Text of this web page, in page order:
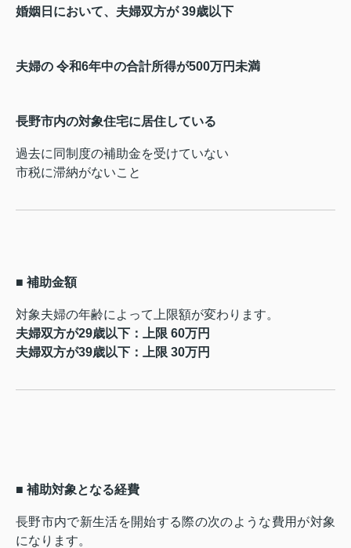
婚姻日において、夫婦双方が39歳以下
夫婦の 令和6年中の合計所得が500万円未満
長野市内の対象住宅に居住している
過去に同制度の補助金を受けていない
市税に滞納がないこと
■ 補助金額
対象夫婦の年齢によって上限額が変わります。
夫婦双方が29歳以下：上限 60万円
夫婦双方が39歳以下：上限 30万円
■ 補助対象となる経費
長野市内で新生活を開始する際の次のような費用が対象
になります。